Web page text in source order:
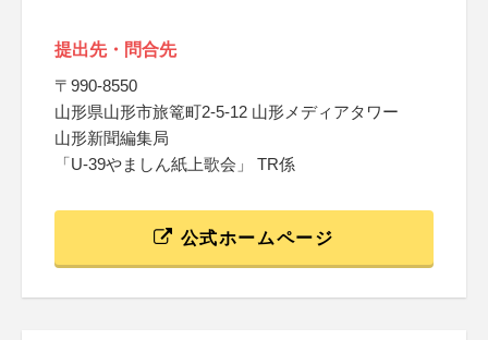
提出先・問合先
〒990-8550
山形県山形市旅篭町2-5-12 山形メディアタワー
山形新聞編集局
「U-39やましん紙上歌会」 TR係
公式ホームページ